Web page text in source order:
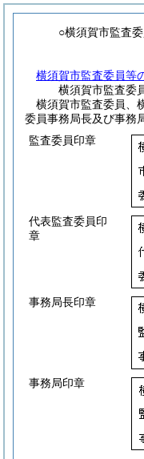
○横須賀市監査
横須賀市監査委員等
横須賀市監査委
横須賀市監査委員、
委員事務局長及び事務
監査委員印章
代表監査委員印
章
事務局長印章
事務局印章